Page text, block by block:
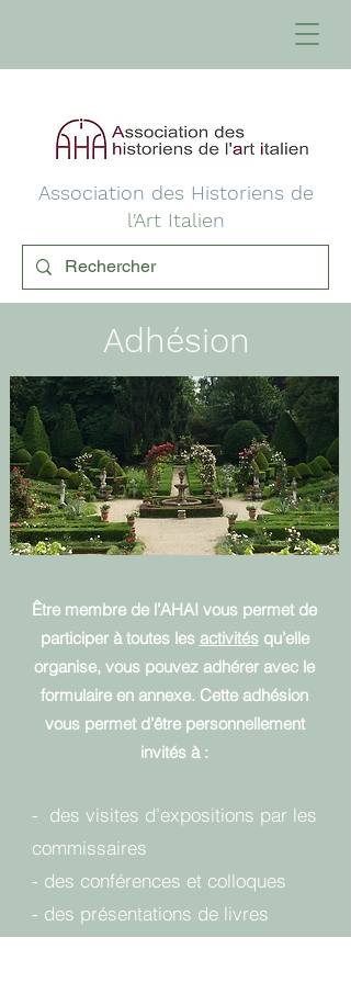
Association des Historiens de
l'Art Italien
Adhésion
Être membre de l’AHAI vous permet de
participer à toutes les activitésqu’elle
organise, vous pouvez adhérer avec le
formulaire en annexe. Cette adhésion
vous permet d’être personnellement
invités à :
- des visites d’expositions par les
commissaires
- des conférences et colloques
- des présentations de livres